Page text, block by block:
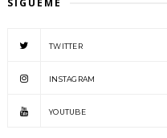
SÍGUEME
TWITTER
INSTAGRAM
YOUTUBE